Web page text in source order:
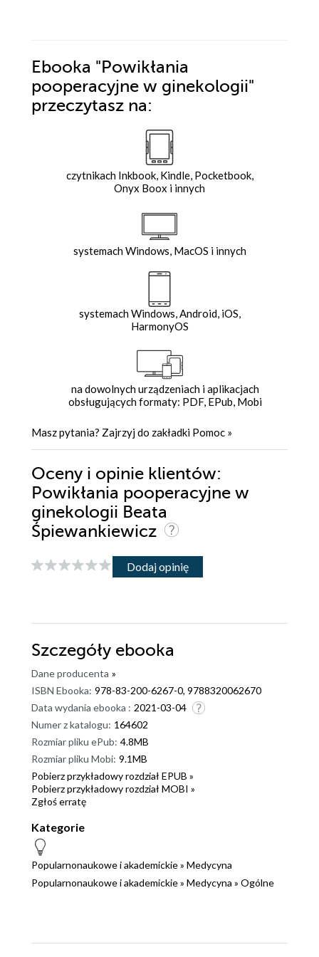
Ebooka "Powikłania
pooperacyjne w ginekologii"
przeczytasz na:
czytnikach Inkbook, Kindle, Pocketbook,
Onyx Boox i innych
systemach Windows, MacOS i innych
systemach Windows, Android, iOS,
HarmonyOS
na dowolnych urządzeniach i aplikacjach
obsługujących formaty: PDF, EPub, Mobi
Masz pytania? Zajrzyj do zakładki Pomoc »
Oceny i opinie klientów:
Powikłania pooperacyjne w
ginekologii Beata
Śpiewankiewicz
Dodaj opinię
Szczegóły ebooka
Dane producenta »
ISBN Ebooka: 978-83-200-6267-0, 9788320062670
Data wydania ebooka : 2021-03-04
Numer z katalogu: 164602
Rozmiar pliku ePub: 4.8MB
Rozmiar pliku Mobi: 9.1MB
Pobierz przykładowy rozdział EPUB »
Pobierz przykładowy rozdział MOBI »
Zgłoś erratę
Kategorie
Popularnonaukowe i akademickie» Medycyna
Popularnonaukowe i akademickie» Medycyna » Ogólne